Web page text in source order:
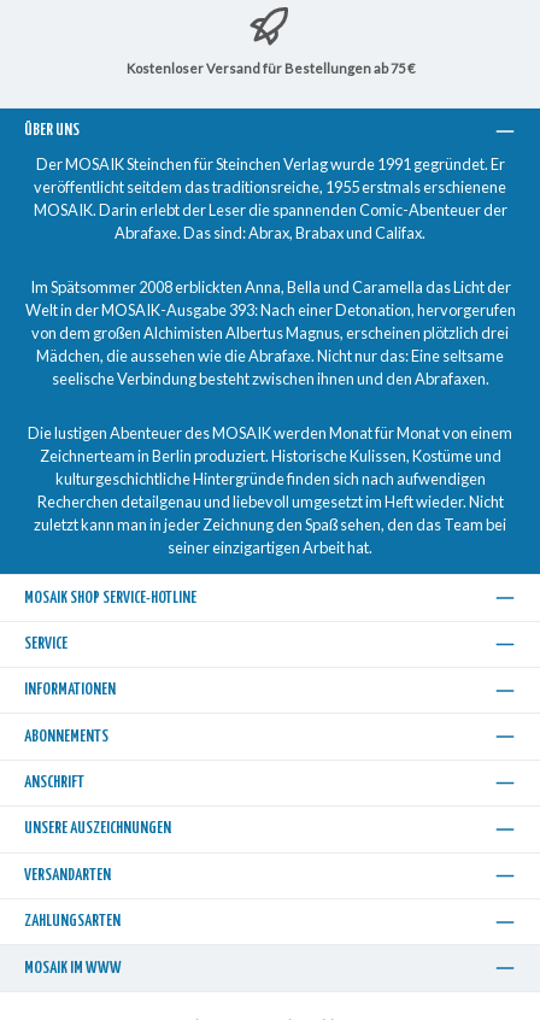
Kostenloser Versand für Bestellungen ab 75 €
ÜBER UNS
Der MOSAIK Steinchen für Steinchen Verlag wurde 1991 gegründet. Er
veröffentlicht seitdem das traditionsreiche, 1955 erstmals erschienene
MOSAIK. Darin erlebt der Leser die spannenden Comic-Abenteuer der
Abrafaxe. Das sind: Abrax, Brabax und Califax.
Im Spätsommer 2008 erblickten Anna, Bella und Caramella das Licht der
Welt in der MOSAIK-Ausgabe 393: Nach einer Detonation, hervorgerufen
von dem großen Alchimisten Albertus Magnus, erscheinen plötzlich drei
Mädchen, die aussehen wie die Abrafaxe. Nicht nur das: Eine seltsame
seelische Verbindung besteht zwischen ihnen und den Abrafaxen.
Die lustigen Abenteuer des MOSAIK werden Monat für Monat von einem
Zeichnerteam in Berlin produziert. Historische Kulissen, Kostüme und
kulturgeschichtliche Hintergründe finden sich nach aufwendigen
Recherchen detailgenau und liebevoll umgesetzt im Heft wieder. Nicht
zuletzt kann man in jeder Zeichnung den Spaß sehen, den das Team bei
seiner einzigartigen Arbeit hat.
MOSAIK SHOP SERVICE-HOTLINE
SERVICE
INFORMATIONEN
ABONNEMENTS
ANSCHRIFT
UNSERE AUSZEICHNUNGEN
VERSANDARTEN
ZAHLUNGSARTEN
MOSAIK IM WWW